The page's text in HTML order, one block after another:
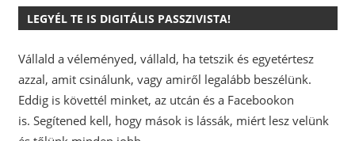
LEGYÉL TE IS DIGITÁLIS PASSZIVISTA!
Vállald a véleményed, vállald, ha tetszik és egyetértesz
azzal, amit csinálunk, vagy amiről legalább beszélünk.
Eddig is követtél minket, az utcán és a Facebookon
is. Segítened kell, hogy mások is lássák, miért lesz velünk